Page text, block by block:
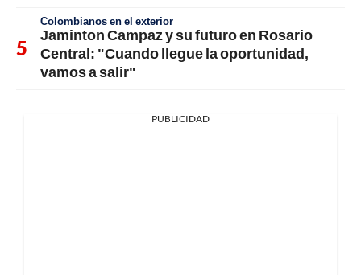
Colombianos en el exterior
Jaminton Campaz y su futuro en Rosario
Central: "Cuando llegue la oportunidad,
vamos a salir"
PUBLICIDAD